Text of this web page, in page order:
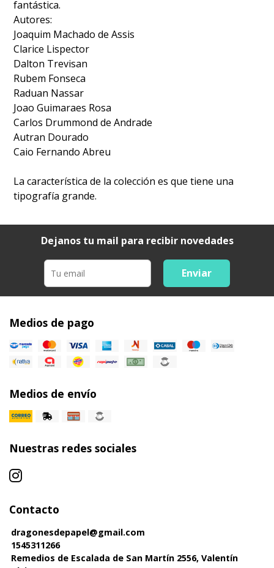
fantástica.
Autores:
Joaquim Machado de Assis
Clarice Lispector
Dalton Trevisan
Rubem Fonseca
Raduan Nassar
Joao Guimaraes Rosa
Carlos Drummond de Andrade
Autran Dourado
Caio Fernando Abreu
La característica de la colección es que tiene una
tipografía grande.
Dejanos tu mail para recibir novedades
Enviar
Medios de pago
Medios de envío
Nuestras redes sociales
Contacto
dragonesdepapel@gmail.com
1545311266
Remedios de Escalada de San Martín 2556, Valentín